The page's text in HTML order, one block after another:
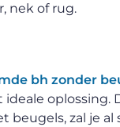
nek of rug.
bh zonder
oplossing.
beugels, zal je al